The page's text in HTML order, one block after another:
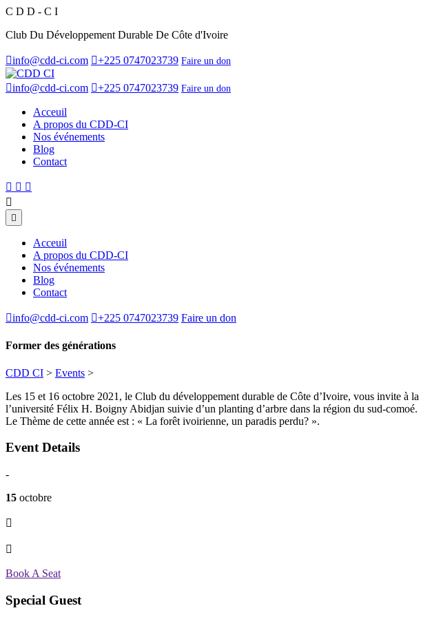
C D D - C I
Club Du Développement Durable De Côte d'Ivoire
info@cdd-ci.com +225 0747023739 Faire un don
info@cdd-ci.com +225 0747023739 Faire un don
Acceuil
A propos du CDD-CI
Nos événements
Blog
Contact
Acceuil
A propos du CDD-CI
Nos événements
Blog
Contact
info@cdd-ci.com +225 0747023739 Faire un don
Former des générations
CDD CI > Events >
Les 15 et 16 octobre 2021, le Club du développement durable de Côte d’Ivoire, vous invite à
l’université Félix H. Boigny Abidjan suivie d’un planting d’arbre dans la région du sud-comoé.
Le Thème de cette année est : « La forêt ivoirienne, un paradis perdu? ».
Event Details
-
15 octobre
Book A Seat
Special Guest